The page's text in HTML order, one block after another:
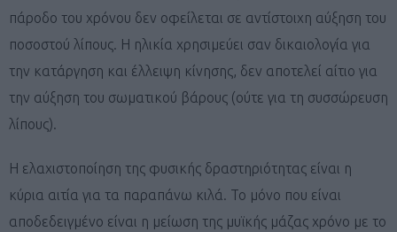
πάροδο του χρόνου δεν οφείλεται σε αντίστοιχη αύξηση του
ποσοστού λίπους. Η ηλικία χρησιμεύει σαν δικαιολογία για
την κατάργηση και έλλειψη κίνησης, δεν αποτελεί αίτιο για
την αύξηση του σωματικού βάρους (ούτε για τη συσσώρευση
λίπους).
Η ελαχιστοποίηση της φυσικής δραστηριότητας είναι η
κύρια αιτία για τα παραπάνω κιλά. Το μόνο που είναι
αποδεδειγμένο είναι η μείωση της μυϊκής μάζας χρόνο με το